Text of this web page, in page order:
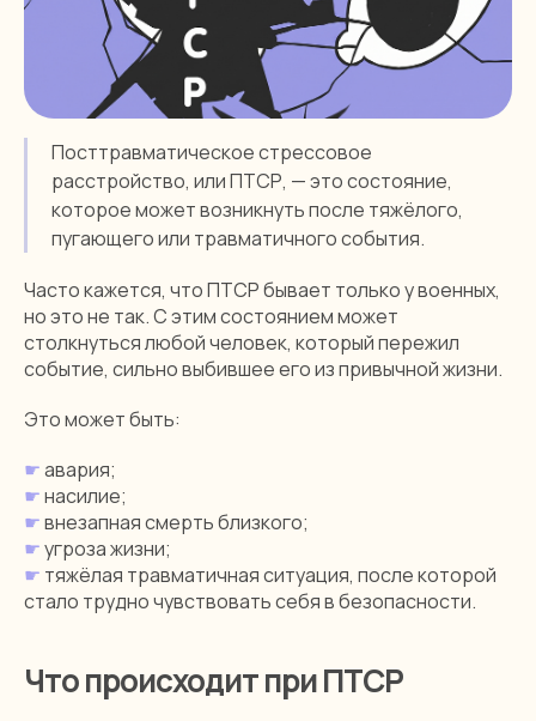
Посттравматическое стрессовое
расстройство, или ПТСР, — это состояние,
которое может возникнуть после тяжёлого,
пугающего или травматичного события.
Часто кажется, что ПТСР бывает только у военных,
но это не так. С этим состоянием может
столкнуться любой человек, который пережил
событие, сильно выбившее его из привычной жизни.
Это может быть:
☛авария;
☛насилие;
☛внезапная смерть близкого;
☛угроза жизни;
☛ тяжёлая травматичная ситуация, после которой
стало трудно чувствовать себя в безопасности.
Что происходит при ПТСР